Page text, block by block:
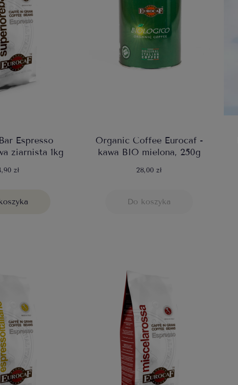
Espresso
ziarnista 1kg
zł
Organic Coffee Eurocaf -
kawa BIO mielona, 250g
28,00 zł
Do koszyka